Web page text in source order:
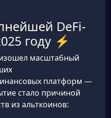
DeFi-
году ⚡
масштабный
платформ —
стало причиной
из альткоинов: